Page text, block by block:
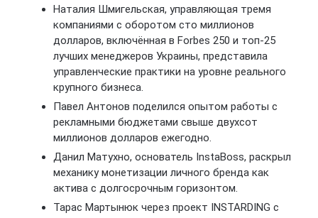
Наталия Шмигельская, управляющая тремя
компаниями с оборотом сто миллионов
долларов, включённая в Forbes 250 и топ-25
лучших менеджеров Украины, представила
управленческие практики на уровне реального
крупного бизнеса.
Павел Антонов поделился опытом работы с
рекламными бюджетами свыше двухсот
миллионов долларов ежегодно.
Данил Матухно, основатель InstaBoss, раскрыл
механику монетизации личного бренда как
актива с долгосрочным горизонтом.
Тарас Мартынюк через проект INSTARDING с